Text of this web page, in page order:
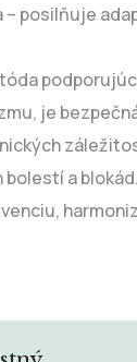
– posilňuje
je
a